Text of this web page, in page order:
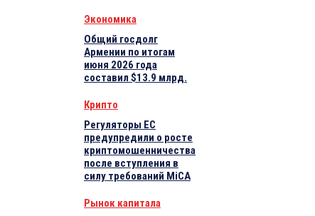
Экономика
Общий госдолг
Армении по итогам
июня 2026 года
составил $13.9 млрд.
Крипто
Регуляторы ЕС
предупредили о росте
криптомошенничества
после вступления в
силу требований MiCA
Рынок капитала